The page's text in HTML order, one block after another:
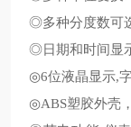
◎多种分度数可
◎日期和时间显
◎6位液晶显示,
◎ABS塑胶外壳